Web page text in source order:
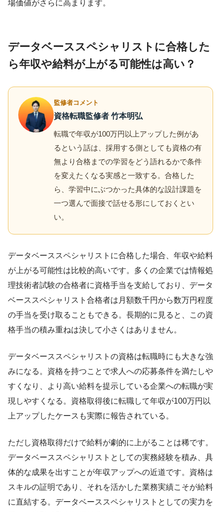
場価値がさらに高まります。
データベーススペシャリストに合格した
ら年収や給料が上がる可能性は高い？
監修者コメント
資格転職監修者 竹本明弘
転職で年収が100万円以上アップした例があ
るという話は、採用する側としても資格の有
無より合格までの学習をどう語れるかで条件
を変えたくなる実感と一致する。合格した
ら、学習中にぶつかった具体的な設計課題を
一つ選んで面接で話せる形にしておくとい
い。
データベーススペシャリストに合格した場合、年収や給料
が上がる可能性は比較的高いです。多くの企業では情報処
理技術者試験の合格者に資格手当を支給しており、データ
ベーススペシャリスト合格者は月額数千円から数万円程度
の手当を受け取ることもできる。長期的に見ると、この資
格手当の積み重ねは決して小さくはありません。
データベーススペシャリストの資格は転職時にも大きな強
みになる。資格を持つことで求人への応募条件を満たしや
すくなり、より高い給料を提示している企業への転職が実
現しやすくなる。資格取得後に転職して年収が100万円以
上アップしたケースも実際に報告されている。
ただし資格取得だけで給料が劇的に上がることは稀です。
データベーススペシャリストとしての実務経験を積み、具
体的な成果を出すことが年収アップへの近道です。資格は
スキルの証明であり、それを活かした業務実績こそが給料
に直結する。データベーススペシャリストとしての実力を